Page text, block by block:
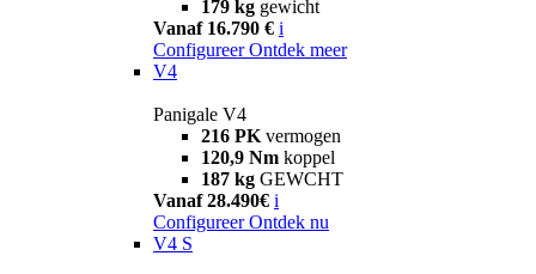
179 kg gewicht
Vanaf 16.790 € i
Configureer Ontdek meer
V4
Panigale V4
216 PK vermogen
120,9 Nm koppel
187 kg GEWCHT
Vanaf 28.490€ i
Configureer Ontdek nu
V4 S